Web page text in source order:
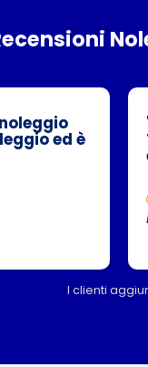
ed è
I clienti